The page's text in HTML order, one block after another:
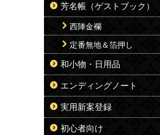
芳名帳（ゲストブック）
西陣金襴
定番無地＆箔押し
和小物・日用品
エンディングノート
実用新案登録
初心者向け